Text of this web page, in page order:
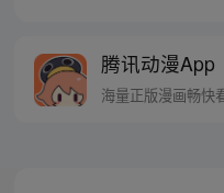
然科学、人
上，对东汉
腾讯动漫App
海量正版漫画畅快